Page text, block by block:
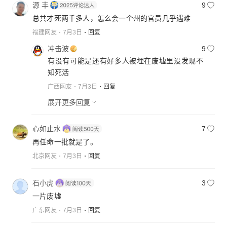
源 丰
9
总共才死两千多人，怎么会一个州的官员几乎遇难
福建网友 7月3日 回复
冲击波
9
有没有可能是还有好多人被埋在废墟里没发现不
知死活
广西网友 7月3日 回复
展开更多回复
心如止水
7
再任命一批就是了。
北京网友 7月3日 回复
石小虎
3
一片废墟
广东网友 7月3日 回复